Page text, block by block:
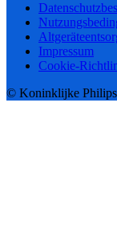
Impressum
Cookie-
© Koninklijke Philips